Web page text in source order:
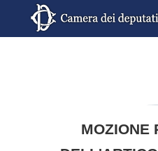
MOZIONE